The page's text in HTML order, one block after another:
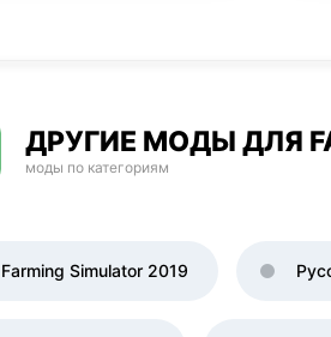
ДРУГИЕ МОДЫ ДЛЯ
моды по категориям
Farming Simulator 2019